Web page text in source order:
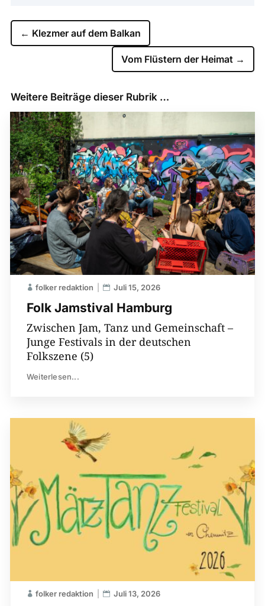
← Klezmer auf dem Balkan
Vom Flüstern der Heimat →
Weitere Beiträge dieser Rubrik …
Folk Jamstival Hamburg
folker redaktion Juli 15, 2026
Zwischen Jam, Tanz und Gemeinschaft –
Junge Festivals in der deutschen
Folkszene (5)
Weiterlesen...
folker redaktion Juli 13, 2026